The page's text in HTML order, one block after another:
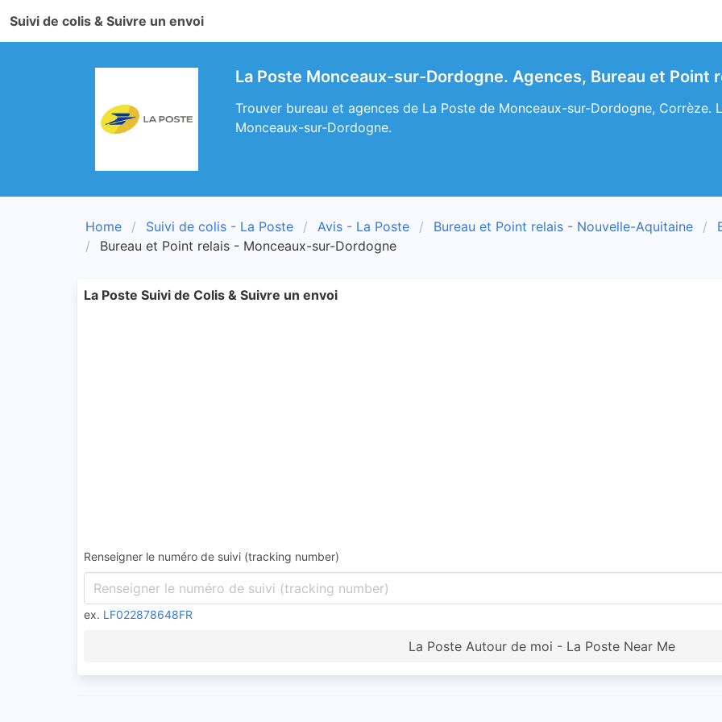
Suivi de colis & Suivre un envoi
La Poste Monceaux-sur-Dordogne. Agences, Bureau et Point
Trouver bureau et agences de La Poste de Monceaux-sur-Dordogne,
Monceaux-sur-Dordogne.
Home Suivi de colis - La Poste Avis - La Poste Bureau et Point relais - Nouvelle-Aquitaine
Bureau et Point relais - Monceaux-sur-Dordogne
La Poste Suivi de Colis & Suivre un envoi
Renseigner le numéro de suivi (tracking number)
ex. LF022878648FR
La Poste Autour de moi - La Poste Near Me